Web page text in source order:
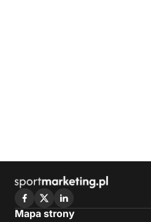
Mapa strony